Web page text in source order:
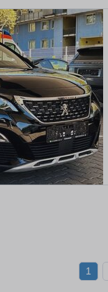
1